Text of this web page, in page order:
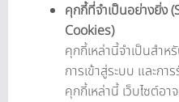
คุกกี้ที่จำเป็นอย่างยิ่ง
Cookies)
คุกกี้เหล่านี้จำเป็นสำห
การเข้าสู่ระบบ และก
คุกกี้เหล่านี้ เว็บไซต์อ